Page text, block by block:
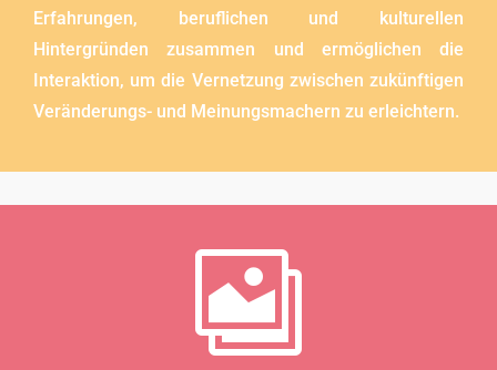
Erfahrungen, beruflichen und kulturellen
Hintergründen zusammen und ermöglichen die
Interaktion, um die Vernetzung zwischen zukünftigen
Veränderungs- und Meinungsmachern zu erleichtern.
